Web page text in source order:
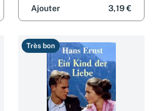
Ajouter 3,19 €
Très bon